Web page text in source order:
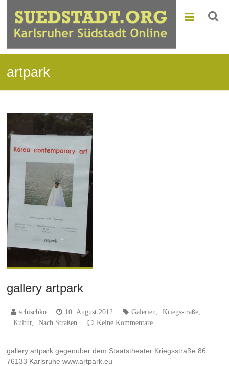
artpark
gallery artpark
schischko 10. August 2012 Galerien Kriegsstraße
Kultur, Nach Straßen Keine Kommentare
gallery artpark gegenüber dem Staatstheater Kriegsstraße 86
76133 Karlsruhe www.artpark.eu